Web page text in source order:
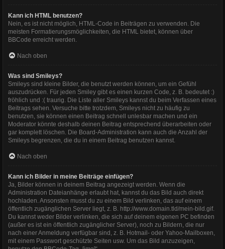
Kann ich HTML benutzen?
Nein, es ist nicht möglich, HTML-Code in Beiträgen zu verwenden. Die
meisten Formatierungsmöglichkeiten, die HTML bietet, können über
BBCode erreicht werden.
Nach oben
Was sind Smileys?
Smileys sind kleine Bilder, die benutzt werden können, um ein Gefühl
auszudrücken. Für jeden Smiley gibt es einen kurzen Code, z. B. bedeutet :)
fröhlich und :( traurig. Die Liste aller Smileys kannst du beim Verfassen eines
Beitrags sehen. Versuche bitte trotzdem, Smileys nicht zu häufig zu
benutzen, sie können einen Beitrag schnell unlesbar machen und ein
Moderator könnte deshalb deinen Beitrag entsprechend überarbeiten oder
gar komplett löschen. Die Board-Administration kann auch die Anzahl der
Smileys begrenzen, die du in einem Beitrag benutzen kannst.
Nach oben
Kann ich Bilder in meine Beiträge einfügen?
Ja, Bilder können in deinem Beitrag angezeigt werden. Wenn die
Administration Dateianhänge erlaubt hat, kannst du das Bild auch direkt
hochladen. Ansonsten musst du zu einem Bild verlinken, das auf einem
öffentlich zugänglichen Server liegt, z. B. http://www.domain.tld/mein-bild.gif.
Du kannst weder Bilder verlinken, die sich auf deinem eigenen PC befinden
(außer es ist ein öffentlich zugänglicher Server), noch zu Bildern, die nur
nach einer Anmeldung verfügbar sind, z. B. Hotmail- oder Yahoo-Mailboxen,
mit einem Passwort geschützte Seiten usw. Um das Bild anzuzeigen,